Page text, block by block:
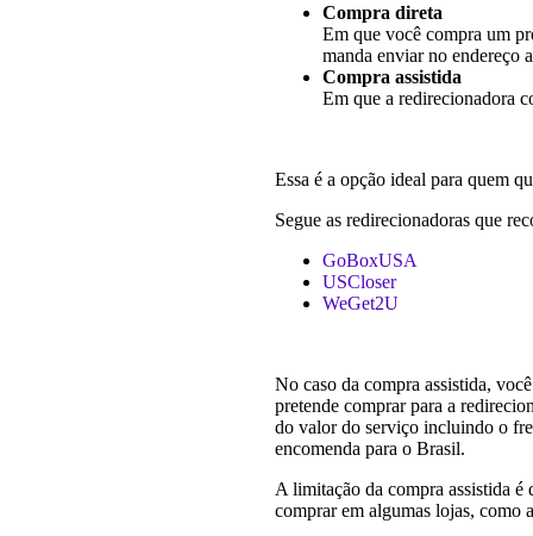
Compra direta
Em que você compra um
manda enviar no endereço
Compra assistida
Em que a redirecionadora
Essa é a opção ideal para quem
Segue as redirecionadoras que
GoBoxUSA
USCloser
WeGet2U
No caso da compra assistida,
pretende comprar para a
do valor do serviço incluindo o
encomenda para o Brasil.
A limitação da compra assistida é
comprar em algumas lojas, como